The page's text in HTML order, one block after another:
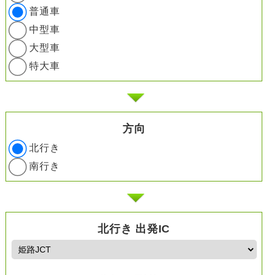
普通車
中型車
大型車
特大車
方向
北行き
南行き
北行き 出発IC